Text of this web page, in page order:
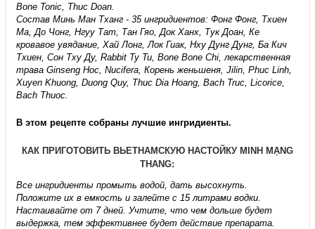
Bone Tonic, Thuc Doan.
Состав Минь Ман Тханг - 35 ингридиентов: Фонг Фонг, Тхиен
Ма, До Чонг, Нгуу Тат, Тан Гяо, Док Ханх, Тук Доан, Ке
кровавое увядание, Хай Лонг, Лок Гиак, Нху Дунг Дунг, Ба Кич
Тхиен, Сон Тху Ду, Rabbit Ty Tu, Bone Bone Chi, лекарственная
трава Ginseng Hoc, Nucifera, Корень женьшеня, Jilin, Phuc Linh,
Xuyen Khuong, Duong Quy, Thuc Dia Hoang, Bach Truc, Licorice,
Bach Thuoc.
В этом рецепте собраны лучшие ингридиенты.
КАК ПРИГОТОВИТЬ ВЬЕТНАМСКУЮ НАСТОЙКУ MINH MẠNG
THANG:
Все ингридиенты промыть водой, дать высохнуть.
Положите их в емкость и залейте с 15 литрами водки.
Настаивайте от 7 дней. Учтите, что чем дольше будет
выдержка, тем эффективнее будет действие препарата.